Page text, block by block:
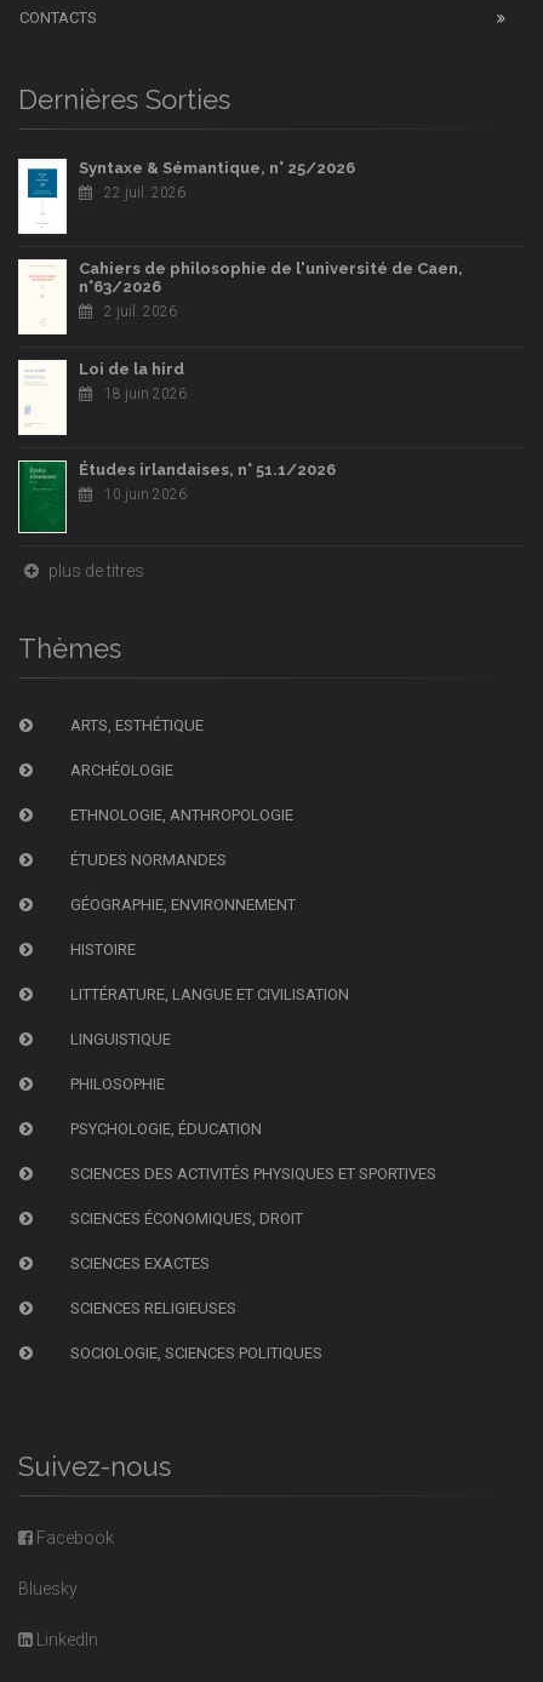
CONTACTS
Dernières Sorties
Syntaxe & Sémantique, n° 25/2026
22 juil. 2026
Cahiers de philosophie de l'université de Caen,
n°63/2026
2 juil. 2026
Loi de la hird
18 juin 2026
Études irlandaises, n° 51.1/2026
10 juin 2026
plus de titres
Thèmes
ARTS, ESTHÉTIQUE
ARCHÉOLOGIE
ETHNOLOGIE, ANTHROPOLOGIE
ÉTUDES NORMANDES
GÉOGRAPHIE, ENVIRONNEMENT
HISTOIRE
LITTÉRATURE, LANGUE ET CIVILISATION
LINGUISTIQUE
PHILOSOPHIE
PSYCHOLOGIE, ÉDUCATION
SCIENCES DES ACTIVITÉS PHYSIQUES ET SPORTIVES
SCIENCES ÉCONOMIQUES, DROIT
SCIENCES EXACTES
SCIENCES RELIGIEUSES
SOCIOLOGIE, SCIENCES POLITIQUES
Suivez-nous
Facebook
Bluesky
LinkedIn